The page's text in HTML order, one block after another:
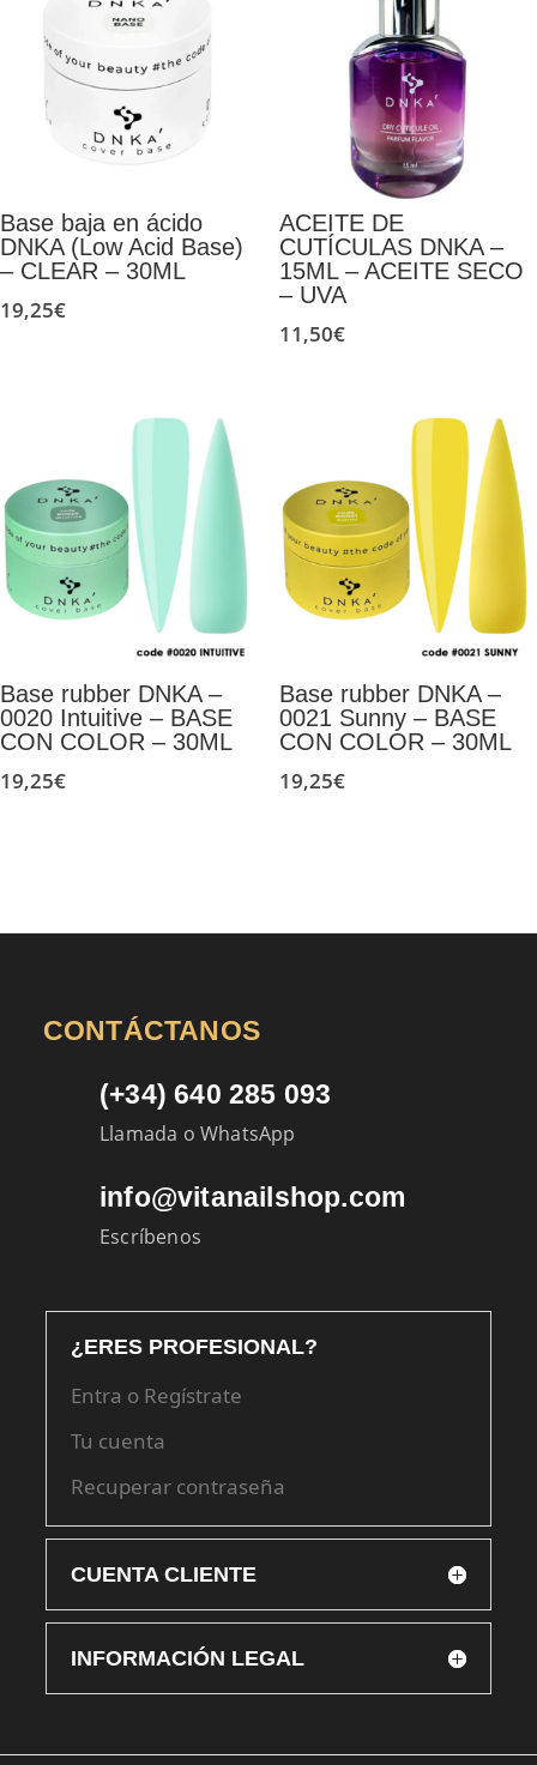
Base baja en ácido
DNKA (Low Acid Base)
– CLEAR – 30ML
19,25€
ACEITE DE
CUTÍCULAS DNKA –
15ML – ACEITE SECO
– UVA
11,50€
Base rubber DNKA –
0020 Intuitive – BASE
CON COLOR – 30ML
19,25€
Base rubber DNKA –
0021 Sunny – BASE
CON COLOR – 30ML
19,25€
CONTÁCTANOS
(+34) 640 285 093
Llamada o WhatsApp
info@vitanailshop.com
Escríbenos
¿ERES PROFESIONAL?
Entra o Regístrate
Tu cuenta
Recuperar contraseña
CUENTA CLIENTE
INFORMACIÓN LEGAL